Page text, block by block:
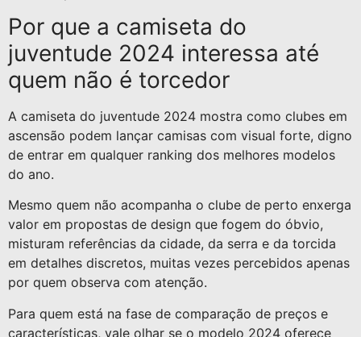
Por que a camiseta do
juventude 2024 interessa até
quem não é torcedor
A camiseta do juventude 2024 mostra como clubes em
ascensão podem lançar camisas com visual forte, digno
de entrar em qualquer ranking dos melhores modelos
do ano.
Mesmo quem não acompanha o clube de perto enxerga
valor em propostas de design que fogem do óbvio,
misturam referências da cidade, da serra e da torcida
em detalhes discretos, muitas vezes percebidos apenas
por quem observa com atenção.
Para quem está na fase de comparação de preços e
características, vale olhar se o modelo 2024 oferece